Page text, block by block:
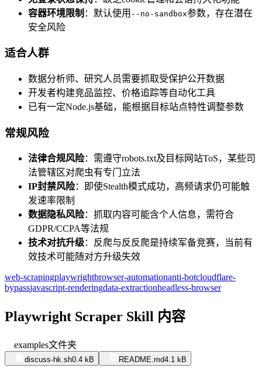
容器环境限制 ：默认使用 --no-sandbox参数，存在潜在
安全风险
适合人群
数据分析师、研究人员需要抓取受保护公开数据
开发者构建竞品监控、价格追踪等自动化工具
已有一定Node.js基础，能根据目标站点特性调整参数
常规风险
法律合规风险：需遵守robots.txt及目标网站ToS，某些司
法管辖区对爬虫有专门立法
IP封禁风险：即使Stealth模式成功，高频请求仍可能触
发速率限制
数据隐私风险：抓取内容可能含个人信息，需符合
GDPR/CCPA等法规
技术对抗升级：反爬与反反爬是持续军备竞赛，当前有
效技术可能随对方升级失效
web-scrapingplaywrightbrowser-automationanti-botcloudflare-
bypassjavascript-renderingdata-extractionheadless-browser
Playwright Scraper Skill 内容
examples文件夹
discuss-hk.sh0.4 kB README.md4.1 kB